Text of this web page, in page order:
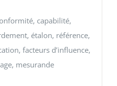
capabilité,
étalon, référence,
facteurs d’influence,
mesurande